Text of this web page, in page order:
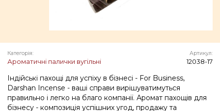
Категорія:
Ароматичні палички вугільні
Артикул:
12038-17
Індійські пахощі для успіху в бізнесі - For Business,
Darshan Incense - ваші справи вирішуватимуться
правильно і легко на благо компанії. Аромат пахощів для
бізнесу - композиція успішних угод, продажу та